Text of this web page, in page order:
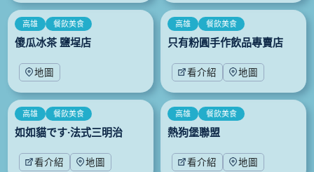
高雄 餐飲美食
傻瓜冰茶 鹽埕店
地圖
高雄 餐飲美食
只有粉圓手作飲品專賣店
看介紹 地圖
高雄 餐飲美食
如如貓です·法式三明治
看介紹 地圖
高雄 餐飲美食
熱狗堡聯盟
看介紹 地圖